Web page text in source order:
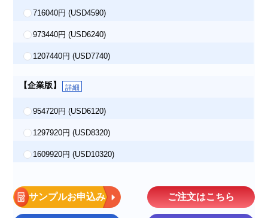
716040円(USD4590)
973440円(USD6240)
1207440円(USD7740)
【企業版】 詳細
954720円(USD6120)
1297920円(USD8320)
1609920円(USD10320)
サンプルお申込み ご注文はこちら